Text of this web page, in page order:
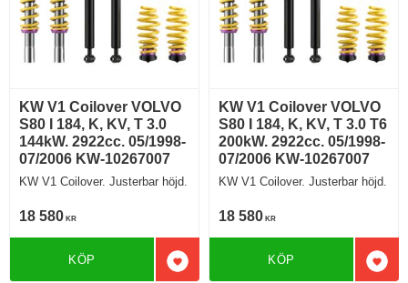
KW V1 Coilover VOLVO
S80 I 184, K, KV, T 3.0
144kW. 2922cc. 05/1998-
07/2006 KW-10267007
KW V1 Coilover. Justerbar höjd.
18 580 KR
Lägg till i favoriter
KÖP
KW V1 Coilover VOLVO
S80 I 184, K, KV, T 3.0 T6
200kW. 2922cc. 05/1998-
07/2006 KW-10267007
KW V1 Coilover. Justerbar höjd.
18 580 KR
KÖP